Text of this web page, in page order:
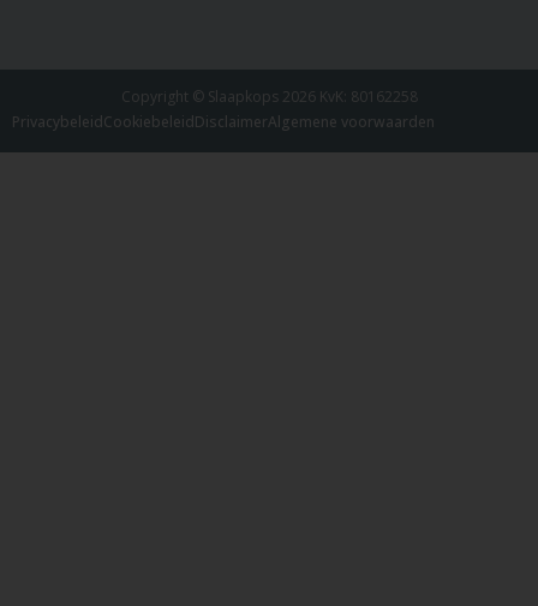
Copyright © Slaapkops 2026 KvK: 80162258
PrivacybeleidCookiebeleidDisclaimerAlgemene voorwaarden